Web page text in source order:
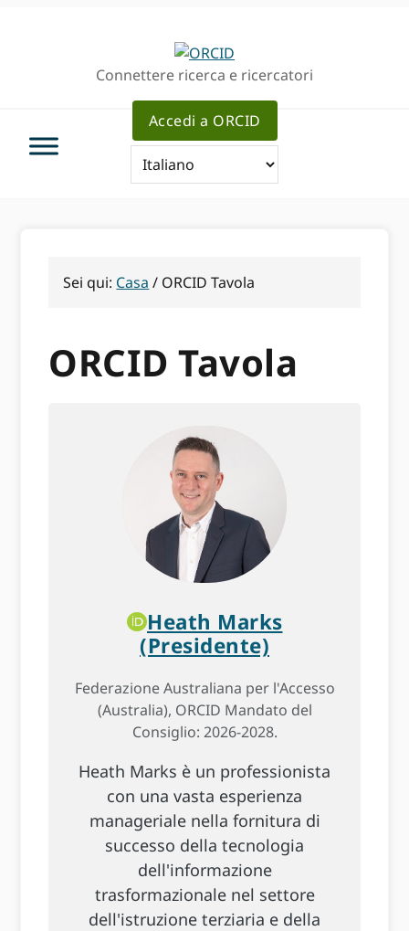
Connettere ricerca e ricercatori
Accedi a ORCID
Sei qui: Casa / ORCID Tavola
ORCID Tavola
Heath Marks
(Presidente)
Federazione Australiana per l'Accesso
(Australia), ORCID Mandato del
Consiglio: 2026-2028.
Heath Marks è un professionista
con una vasta esperienza
manageriale nella fornitura di
successo della tecnologia
dell'informazione
trasformazionale nel settore
dell'istruzione terziaria e della